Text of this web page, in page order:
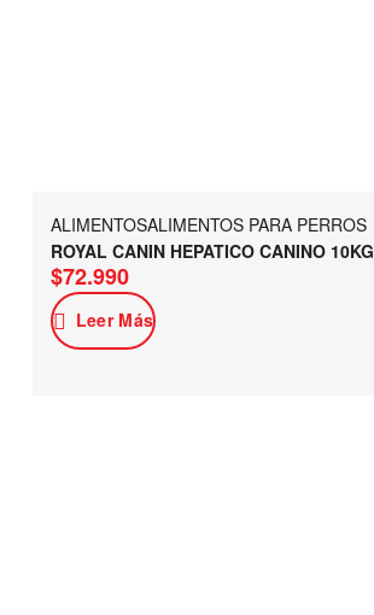
ALIMENTOSALIMENTOS PARA PERROS
ROYAL CANIN HEPATICO CANINO 10KG
$72.990
Leer Más